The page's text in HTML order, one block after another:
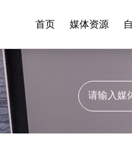
首页 媒体资源